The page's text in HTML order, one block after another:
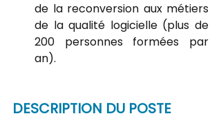
de la reconversion aux métiers
de la qualité logicielle (plus de
200 personnes formées par
an).
DESCRIPTION DU POSTE